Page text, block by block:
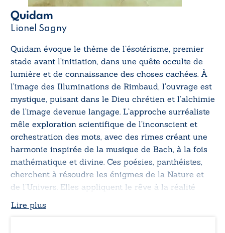
Quidam
Lionel Sagny
Quidam évoque le thème de l’ésotérisme, premier
stade avant l’initiation, dans une quête occulte de
lumière et de connaissance des choses cachées. À
l’image des Illuminations de Rimbaud, l’ouvrage est
mystique, puisant dans le Dieu chrétien et l’alchimie
de l’image devenue langage. L’approche surréaliste
mêle exploration scientifique de l’inconscient et
orchestration des mots, avec des rimes créant une
harmonie inspirée de la musique de Bach, à la fois
mathématique et divine. Ces poésies, panthéistes,
cherchent à résoudre les énigmes de la Nature et
de l’Univers. Elles appliquent le rêve à la réalité
dans une vision mystique et métaphysique. Enfin,
influencées par Swedenborg et le mythe de la
Lire plus